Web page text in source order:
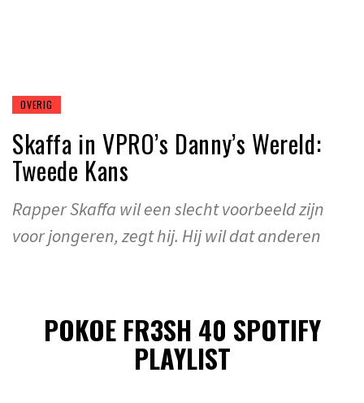
OVERIG
Skaffa in VPRO’s Danny’s Wereld:
Tweede Kans
Rapper Skaffa wil een slecht voorbeeld zijn
voor jongeren, zegt hij. Hij wil dat anderen
POKOE FR3SH 40 SPOTIFY
PLAYLIST